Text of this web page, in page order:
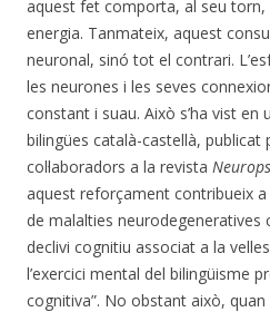
aquest fet comporta, al seu torn,
energia. Tanmateix, aquest
neuronal, sinó tot el contrari.
les neurones i les seves
constant i suau. Això s’ha vist
bilingües català-castellà, publicat
col·laboradors a la revista
aquest reforçament contribueix a
de malalties neurodegeneratives
declivi cognitiu associat a la
l’exercici mental del bilingüisme
cognitiva”. No obstant això,